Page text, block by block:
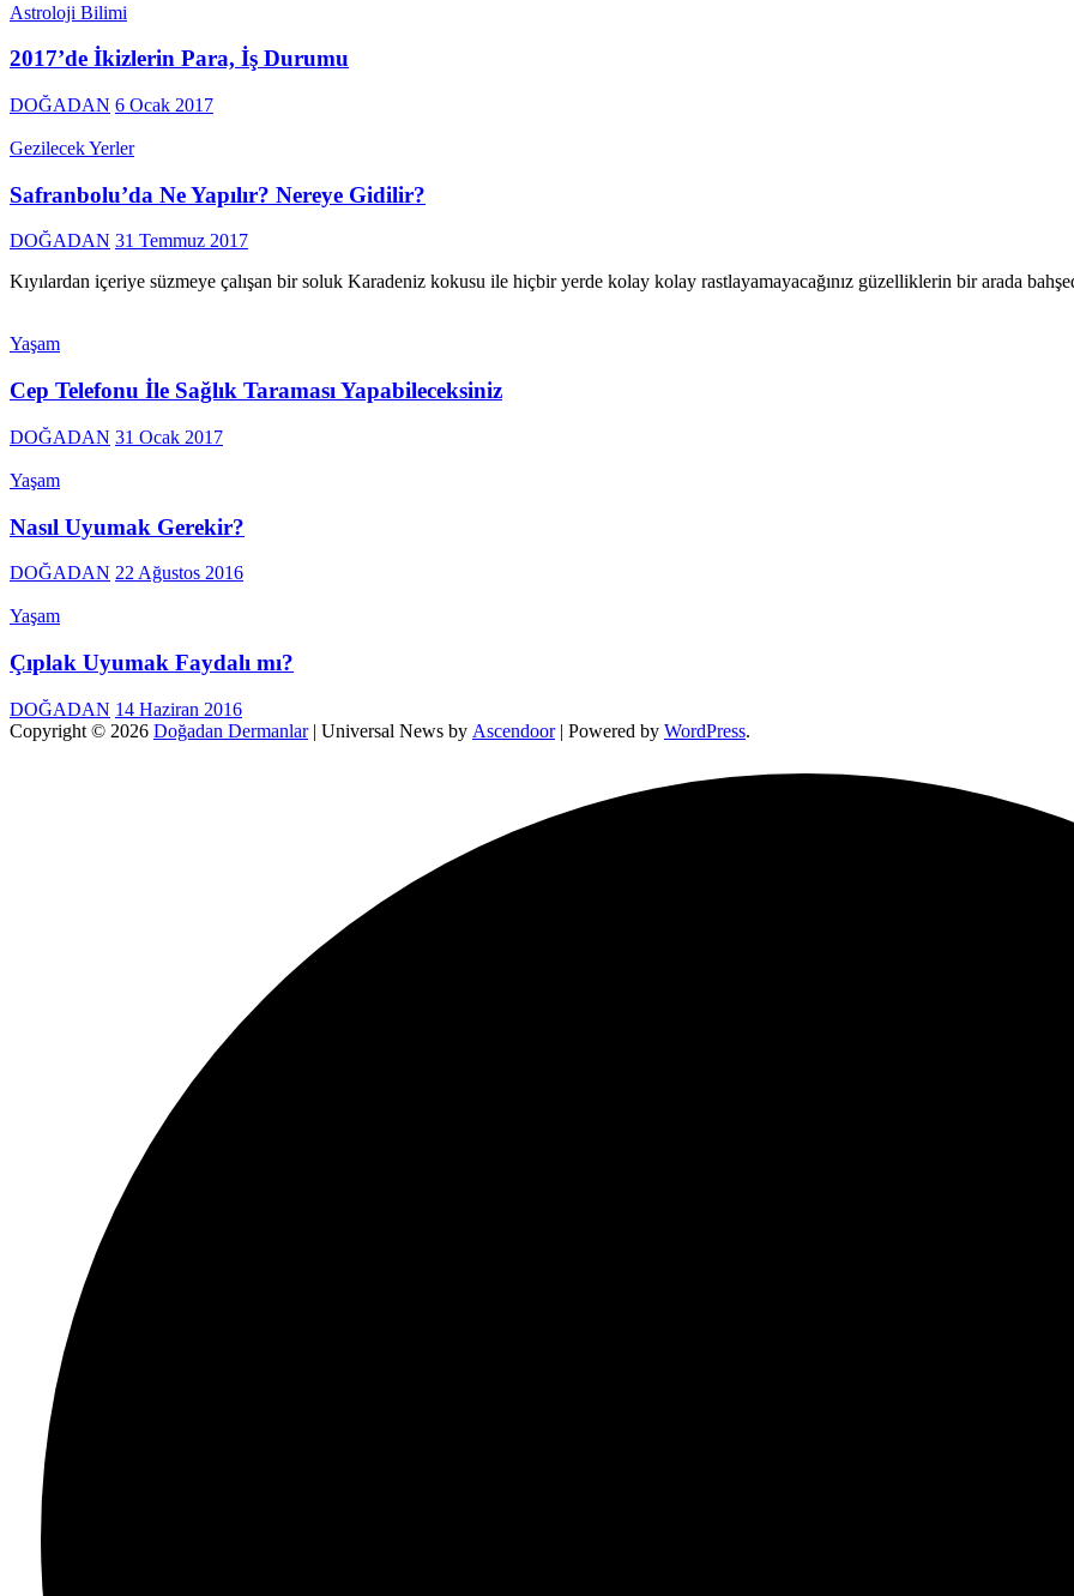
Astroloji Bilimi
2017’de İkizlerin Para, İş Durumu
DOĞADAN 6 Ocak 2017
Gezilecek Yerler
Safranbolu’da Ne Yapılır? Nereye Gidilir?
DOĞADAN 31 Temmuz 2017
Kıyılardan içeriye süzmeye çalışan bir soluk Karadeniz kokusu ile hiçbir yerde kolay kolay rastlayamayacağınız güzelliklerin bir arada
Yaşam
Cep Telefonu İle Sağlık Taraması Yapabileceksiniz
DOĞADAN 31 Ocak 2017
Yaşam
Nasıl Uyumak Gerekir?
DOĞADAN 22 Ağustos 2016
Yaşam
Çıplak Uyumak Faydalı mı?
DOĞADAN 14 Haziran 2016
Copyright © 2026 Doğadan Dermanlar| Universal News by Ascendoor| Powered by WordPress.